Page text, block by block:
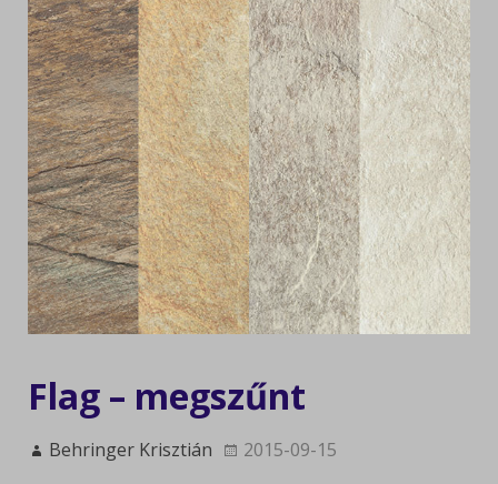
Flag – megszűnt
Behringer Krisztián 2015-09-15